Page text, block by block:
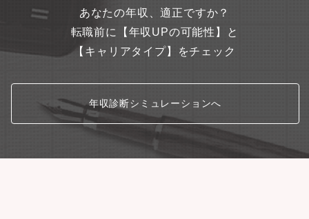
あなたの年収、適正ですか？
転職前に【年収UPの可能性】と
【キャリアタイプ】をチェック
年収診断シミュレーションへ